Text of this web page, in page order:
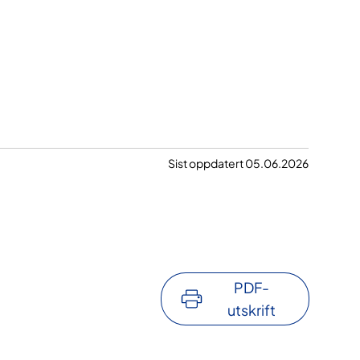
Sist oppdatert 05.06.2026
PDF-
utskrift